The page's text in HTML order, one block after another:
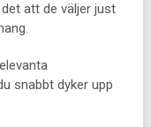
att de väljer just
snabbt dyker upp